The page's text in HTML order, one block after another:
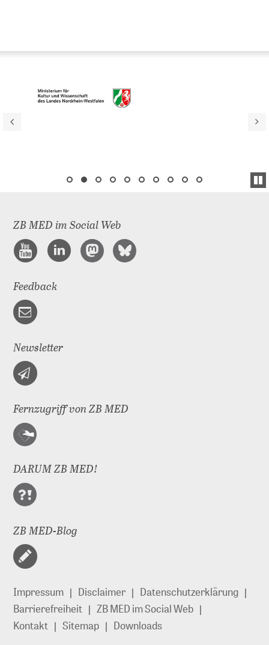
ZB MED im Social Web
Feedback
Newsletter
Fernzugriff von ZB MED
DARUM ZB MED!
ZB MED-Blog
Impressum Disclaimer
Datenschutzerklärung
Barrierefreiheit
ZB MED im Social Web
Kontakt
Sitemap Downloads